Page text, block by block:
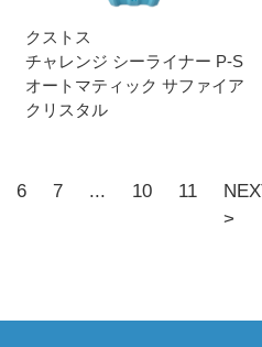
クストス
チャレンジ シーライナー P-S
オートマティック サファイア
クリスタル
6 7 ... 10 11
>